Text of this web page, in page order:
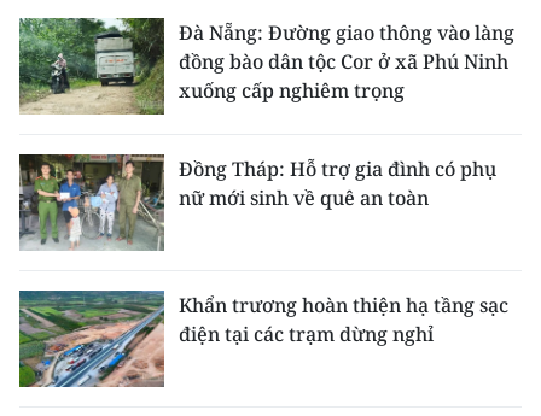
Đà Nẵng: Đường giao thông vào làng
đồng bào dân tộc Cor ở xã Phú Ninh
xuống cấp nghiêm trọng
Đồng Tháp: Hỗ trợ gia đình có phụ
nữ mới sinh về quê an toàn
Khẩn trương hoàn thiện hạ tầng sạc
điện tại các trạm dừng nghỉ